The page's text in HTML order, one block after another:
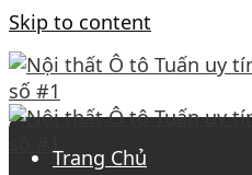
Skip to content
Trang Chủ